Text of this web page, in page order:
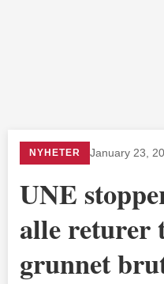
NYHETER January 23,
UNE
alle
grunnet